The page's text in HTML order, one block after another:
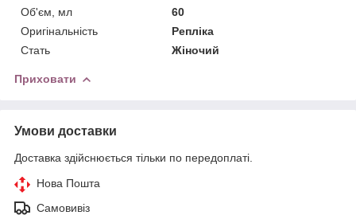
Об'єм, мл
60
Оригінальність
Репліка
Стать
Жіночий
Приховати
Умови доставки
Доставка здійснюється тільки по передоплаті.
Нова Пошта
Самовивіз